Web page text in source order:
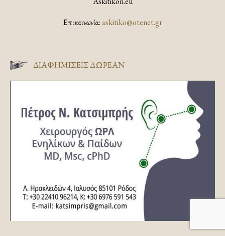
Επικοινωνία:askitiko@otenet.gr
ΔΙΑΦΗΜΊΣΕΙΣ ΔΩΡΕΆΝ